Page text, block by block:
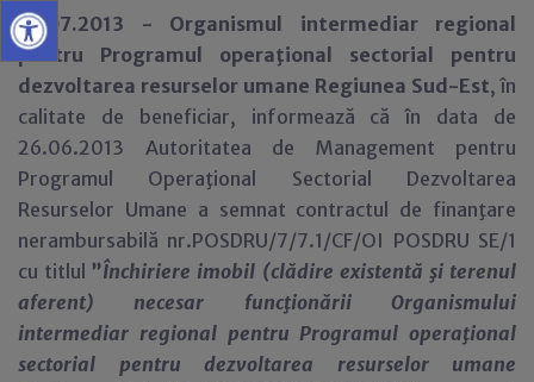
19.07.2013 - Organismul intermediar regional
pentru Programul operaţional sectorial pentru
dezvoltarea resurselor umane Regiunea Sud-Est, în
calitate de beneficiar, informează că în data de
26.06.2013 Autoritatea de Management pentru
Programul Operaţional Sectorial Dezvoltarea
Resurselor Umane a semnat contractul de finanţare
nerambursabilă nr.POSDRU/7/7.1/CF/OI POSDRU SE/1
cu titlul”Închiriere imobil (clădire existentă şi terenul
aferent) necesar funcţionării Organismului
intermediar regional pentru Programul operaţional
sectorial pentru dezvoltarea resurselor umane